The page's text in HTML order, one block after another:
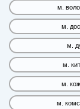
м.
м.
м.
м.
м.
м.